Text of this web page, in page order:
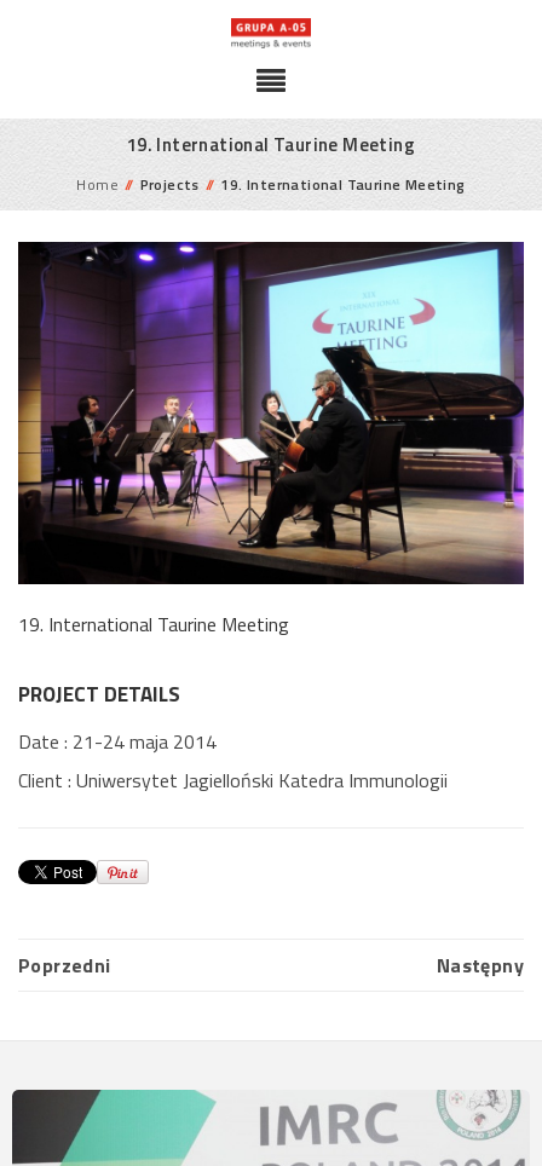
19. International Taurine Meeting
Home // Projects // 19. International Taurine Meeting
19. International Taurine Meeting
PROJECT DETAILS
Date : 21-24 maja 2014
Client : Uniwersytet Jagielloński Katedra Immunologii
Następny
Poprzedni